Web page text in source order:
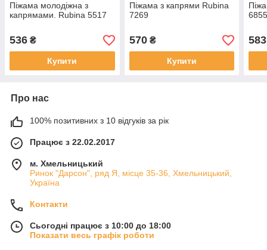
Піжама молодіжна з
капрямами. Rubina 5517
536 ₴
Купити
Піжама з капрями Rubina
7269
570₴
Купити
583
Про нас
100% позитивних з 10 відгуків за рік
Працює з 22.02.2017
м. Хмельницький
Ринок "Дарсон", ряд Я, місце 35-36, Хмельницький,
Україна
Контакти
Сьогодні працює з 10:00 до 18:00
Показати весь графік роботи